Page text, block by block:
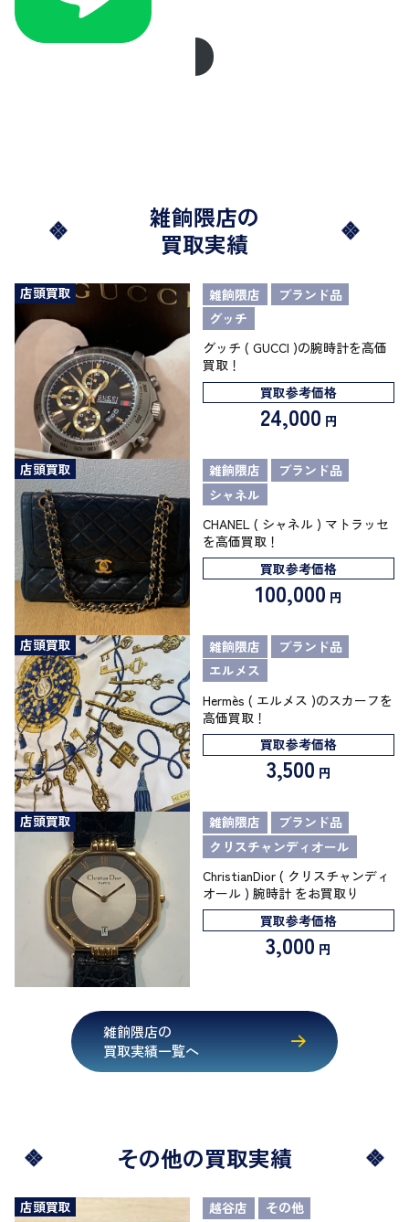
雑餉隈店の
買取実績
店頭買取 雑餉隈店
ブランド品
グッチ
グッチ ( GUCCI )の腕時計を高価
買取！
買取参考価格
24,000 円
店頭買取 雑餉隈店
ブランド品
シャネル
CHANEL ( シャネル ) マトラッセ
を高価買取！
買取参考価格
100,000 円
店頭買取 雑餉隈店
ブランド品
エルメス
Hermès ( エルメス )のスカーフを
高価買取！
買取参考価格
3,500 円
店頭買取 雑餉隈店
ブランド品
クリスチャンディオール
ChristianDior ( クリスチャンディ
オール ) 腕時計 をお買取り
買取参考価格
3,000 円
雑餉隈店の
買取実績一覧へ
その他の買取実績
店頭買取 越谷店 その他